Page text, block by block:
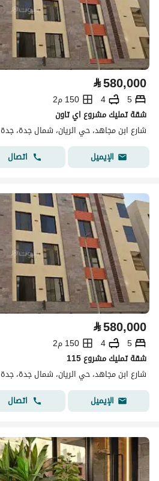
⃁580,000
5
4
150 م2
شقة تمليك مشروع اي تاون
شارع ابن مجاهد، حي الريان، شمال جدة، جدة
الإيميل
اتصال
⃁580,000
5
4
150 م2
شقة تمليك مشروع 115
شارع ابن مجاهد، حي الريان، شمال جدة، جدة
الإيميل
اتصال